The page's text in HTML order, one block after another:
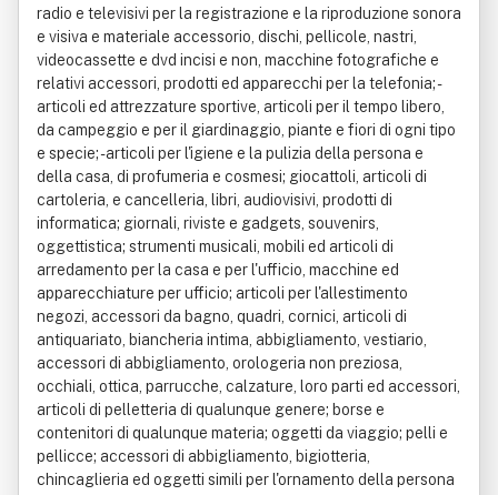
radio e televisivi per la registrazione e la riproduzione sonora
e visiva e materiale accessorio, dischi, pellicole, nastri,
videocassette e dvd incisi e non, macchine fotografiche e
relativi accessori, prodotti ed apparecchi per la telefonia; -
articoli ed attrezzature sportive, articoli per il tempo libero,
da campeggio e per il giardinaggio, piante e fiori di ogni tipo
e specie; - articoli per l'igiene e la pulizia della persona e
della casa, di profumeria e cosmesi; giocattoli, articoli di
cartoleria, e cancelleria, libri, audiovisivi, prodotti di
informatica; giornali, riviste e gadgets, souvenirs,
oggettistica; strumenti musicali, mobili ed articoli di
arredamento per la casa e per l'ufficio, macchine ed
apparecchiature per ufficio; articoli per l'allestimento
negozi, accessori da bagno, quadri, cornici, articoli di
antiquariato, biancheria intima, abbigliamento, vestiario,
accessori di abbigliamento, orologeria non preziosa,
occhiali, ottica, parrucche, calzature, loro parti ed accessori,
articoli di pelletteria di qualunque genere; borse e
contenitori di qualunque materia; oggetti da viaggio; pelli e
pellicce; accessori di abbigliamento, bigiotteria,
chincaglieria ed oggetti simili per l'ornamento della persona